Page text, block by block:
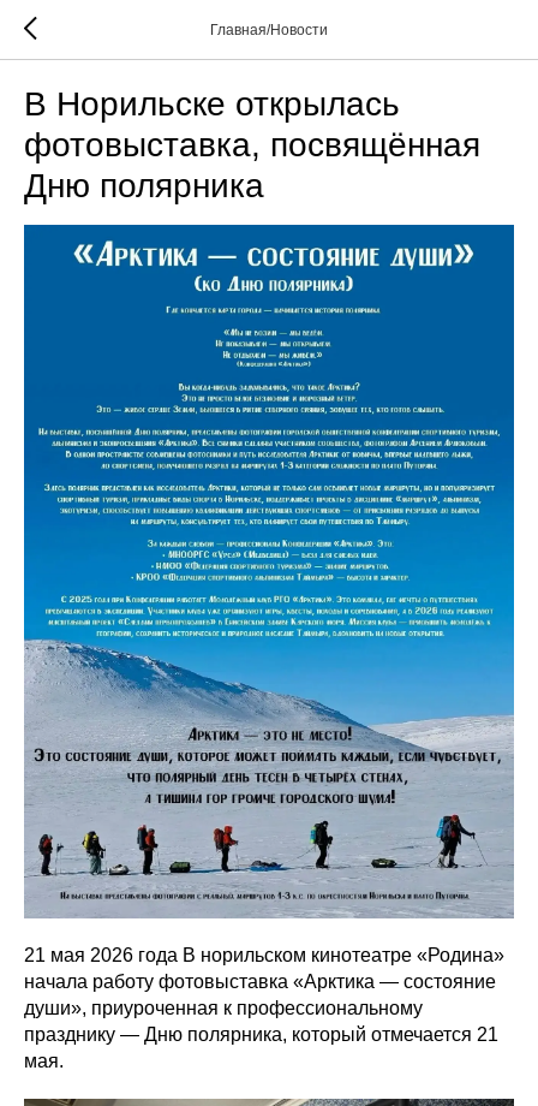
Главная/Новости
В Норильске открылась
фотовыставка, посвящённая
Дню полярника
21 мая 2026 года В норильском кинотеатре «Родина»
начала работу фотовыставка «Арктика — состояние
души», приуроченная к профессиональному
празднику — Дню полярника, который отмечается 21
мая.